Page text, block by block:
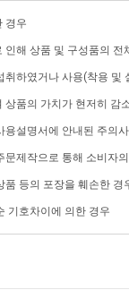
경우
인해 상품 및 구성품의
취하였거나 사용(착용 및
상품의 가치가 현저히 감
용설명서에 안내된 주의
문제작으로 통해 소비자
품 등의 포장을 훼손한 경
기호차이에 의한 경우